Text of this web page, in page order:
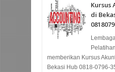
Kursus
di
memberikan Kursus
Bekasi Hub 0818-0796-